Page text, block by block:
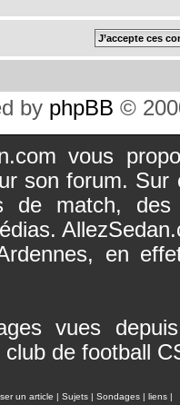
by phpBB ©
vous
son forum.
de match, des
en
vues
de football
un article | Sujets | Sondages | liens |